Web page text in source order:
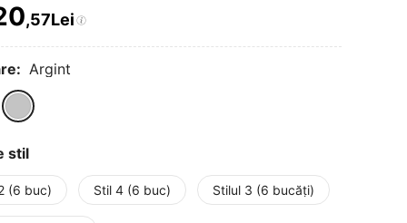
AND AVAILABILITY
,57Lei
Argint
stil
(6 buc) Stil 4 (6 buc) Stilul 3 (6 bucăți)